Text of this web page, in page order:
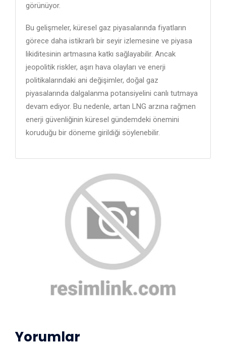
görünüyor.
Bu gelişmeler, küresel gaz piyasalarında fiyatların
görece daha istikrarlı bir seyir izlemesine ve piyasa
likiditesinin artmasına katkı sağlayabilir. Ancak
jeopolitik riskler, aşırı hava olayları ve enerji
politikalarındaki ani değişimler, doğal gaz
piyasalarında dalgalanma potansiyelini canlı tutmaya
devam ediyor. Bu nedenle, artan LNG arzına rağmen
enerji güvenliğinin küresel gündemdeki önemini
koruduğu bir döneme girildiği söylenebilir.
Yorumlar